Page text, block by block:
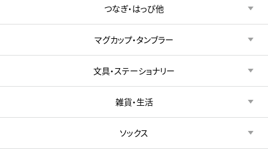
つなぎ・はっぴ他
マグカップ・タンブラー
文具・ステーショナリー
雑貨・生活
ソックス